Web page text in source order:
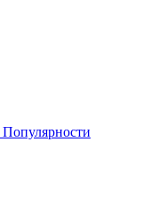
Популярности